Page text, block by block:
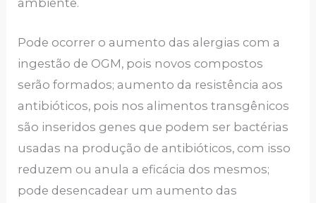
Pode ocorrer o aumento das alergias com a
ingestão de OGM, pois novos compostos
serão formados; aumento da resistência aos
antibióticos, pois nos alimentos transgênicos
são inseridos genes que podem ser bactérias
usadas na produção de antibióticos, com isso
reduzem ou anula a eficácia dos mesmos;
pode desencadear um aumento das